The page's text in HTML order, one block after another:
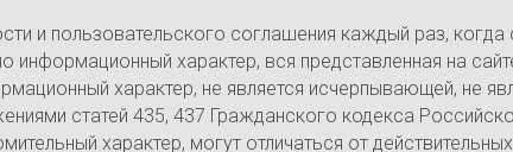
и пользовательского соглашения каждый раз,
информационный характер, вся представленная на
характер, не является исчерпывающей, не
статей 435, 437 Гражданского кодекса
характер, могут отличаться от